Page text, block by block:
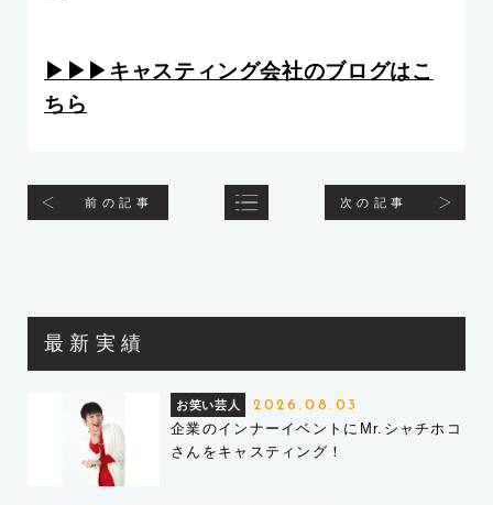
▶︎▶︎▶︎キャスティング会社のブログはこ
ちら
前の記事 次の記事
最新実績
お笑い芸人 2026.08.03
企業のインナーイベントにMr.シャチホコ
さんをキャスティング！